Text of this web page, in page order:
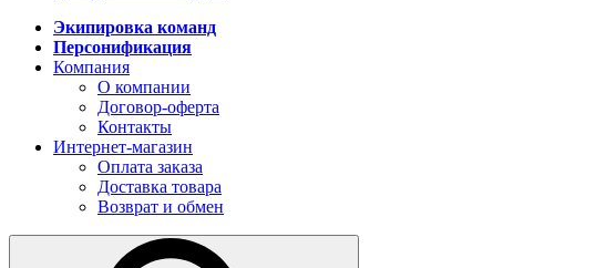
Экипировка команд
Персонификация
Компания
О компании
Договор-оферта
Контакты
Интернет-магазин
Оплата заказа
Доставка товара
Возврат и обмен